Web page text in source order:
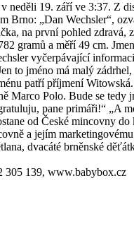
neděli 19. září ve 3:37. Z
Brno: „Dan Wechsler“,
na první pohled zdravá,
gramů a měří 49 cm.
vyčerpávající
to jméno má malý
patří příjmení
Marco Polo. Bude se tedy
pane primáři!“ „A
od České mincovny
a jejím
dvacáté brněnské
305 139, www.babybox.cz